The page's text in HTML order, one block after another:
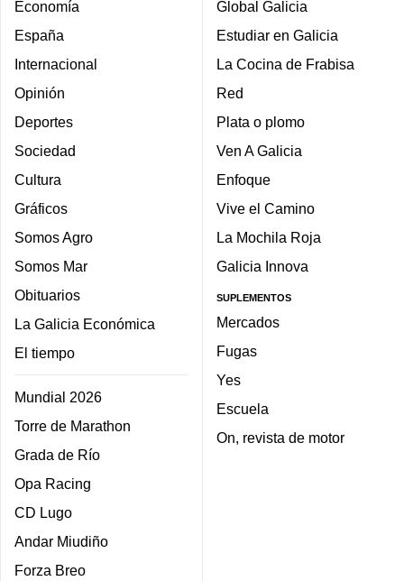
Economía
España
Internacional
Opinión
Deportes
Sociedad
Cultura
Gráficos
Somos Agro
Somos Mar
Obituarios
La Galicia Económica
El tiempo
Mundial 2026
Torre de Marathon
Grada de Río
Opa Racing
CD Lugo
Andar Miudiño
Forza Breo
Global Galicia
Estudiar en Galicia
La Cocina de Frabisa
Red
Plata o plomo
Ven A Galicia
Enfoque
Vive el Camino
La Mochila Roja
Galicia Innova
SUPLEMENTOS
Mercados
Fugas
Yes
Escuela
On, revista de motor